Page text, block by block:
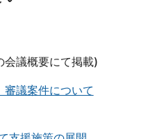
会議概要にて掲載)
議案件について